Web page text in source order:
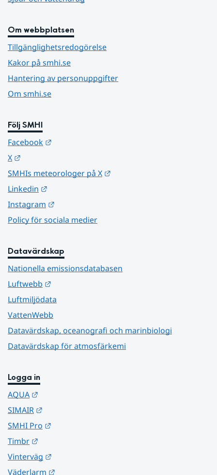
Om webbplatsen
Tillgänglighetsredogörelse
Kakor på smhi.se
Hantering av personuppgifter
Om smhi.se
Följ SMHI
Facebook
X
SMHIs meteorologer på X
Linkedin
Instagram
Policy för sociala medier
Datavärdskap
Nationella emissionsdatabasen
Luftwebb
Luftmiljödata
VattenWebb
Datavärdskap, oceanografi och marinbiologi
Datavärdskap för atmosfärkemi
Logga in
AQUA
SIMAIR
SMHI Pro
Timbr
Vinterväg
Väderlarm